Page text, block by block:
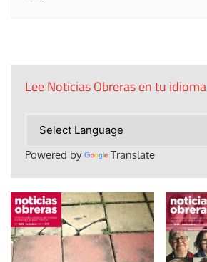
Lee Noticias Obreras en tu idioma
Powered by Translate